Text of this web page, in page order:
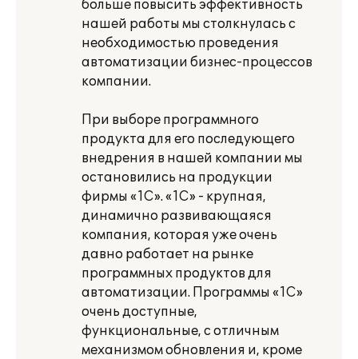
больше повысить эффективность
нашей работы мы столкнулась с
необходимостью проведения
автоматизации бизнес-процессов
компании.
При выборе программного
продукта для его последующего
внедрения в нашей компании мы
остановились на продукции
фирмы «1С». «1С» - крупная,
динамично развивающаяся
компания, которая уже очень
давно работает на рынке
программных продуктов для
автоматизации. Программы «1С»
очень доступные,
функциональные, с отличным
механизмом обновления и, кроме